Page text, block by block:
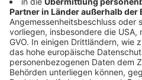
Anzeige